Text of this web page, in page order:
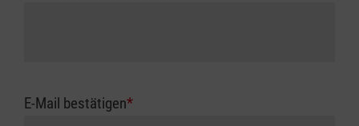
E-Mail bestätigen*